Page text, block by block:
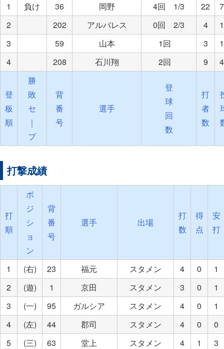
1 負け 36 岡野 4回 1/3 22
2
202 アルバレス 0回 2/3 4
3
59 山本 1回 3
4
208 石川翔 2回 9
登
板
順
勝
敗
セ
｜
ブ
背
番
号
選手
登
球
回
数
打
者
数
打撃成績
打
順
ポ
ジ
シ
ョ
ン
背
番
号
選手 出場
打
数
得
点
安
打
1 (右) 23 福元 スタメン 4 0
1
2
(遊) 1 京田 スタメン 3 0
1
3
(一) 95 ガルシア スタメン 4 0
1
4
(左) 44 郡司 スタメン 4 0
0
5
(三) 63 堂上 スタメン 4 1
3